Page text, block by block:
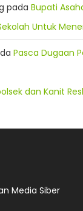
pada Bupati
Untuk
Pasca Dugaan
dan Kanit
Media Siber